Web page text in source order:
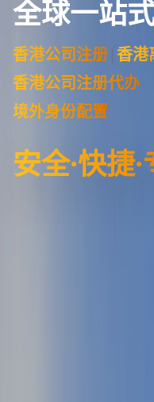
全球一站
香港公司注册|香港
香港公司注册代办
境外身份配置
安全·快捷